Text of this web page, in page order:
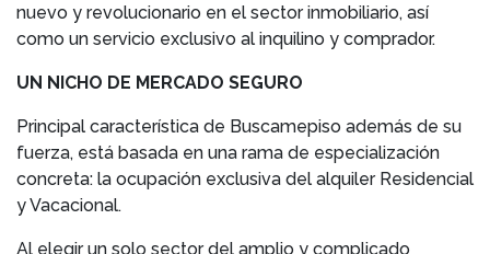
nuevo y revolucionario en el sector inmobiliario, así
como un servicio exclusivo al inquilino y comprador.
UN NICHO DE MERCADO SEGURO
Principal característica de Buscamepiso además de su
fuerza, está basada en una rama de especialización
concreta: la ocupación exclusiva del alquiler Residencial
y Vacacional.
Al elegir un solo sector del amplio y complicado